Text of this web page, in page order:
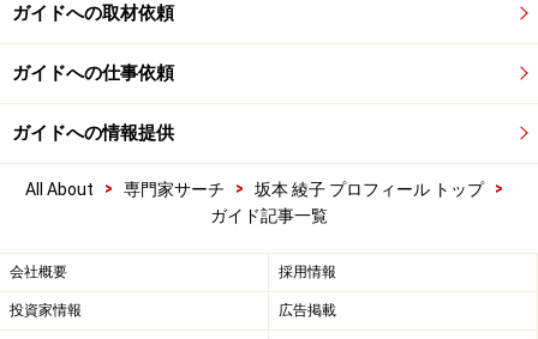
ガイドへの取材依頼
ガイドへの仕事依頼
ガイドへの情報提供
All About > 専門家サーチ > 坂本 綾子 プロフィール トップ
>
ガイド記事一覧
会社概要 採用情報
投資家情報 広告掲載